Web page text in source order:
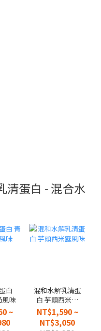
清蛋白 - 混合水
白
風味
~
混和水解乳清蛋
白 芋頭西米露
風味
NT$1,590 ~
NT$3,050